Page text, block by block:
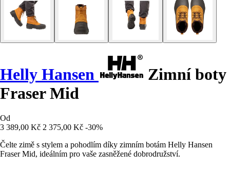
Helly Hansen
Zimní boty
Fraser Mid
Od
3 389,00 Kč 2 375,00 Kč -30%
Čelte zimě s stylem a pohodlím díky zimním botám Helly Hansen
Fraser Mid, ideálním pro vaše zasněžené dobrodružství.